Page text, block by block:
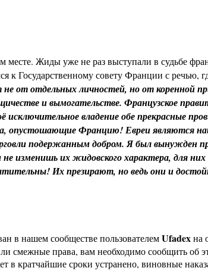
месте. Жиды уже не раз выступали в судьбе
к Государственному совету Франции с речью,
от отдельных личностей, но от коренной
и вымогательстве. Французское
исключительное владение обе прекрасные
опустошающие Францию! Евреи являются
подержанным добром. Я был вынужден
изменишь их жидовского характера, для
Их презирают, но ведь они и
в нашем сообществе пользователемUfadexна
смежные права, вам необходимо сообщить об
в кратчайшие сроки устранено, виновные